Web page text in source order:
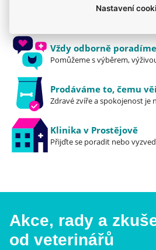
Jsme zkušení veterináři
Vždy odborně poradíme
Pomůžeme s výběrem,
Prodáváme to, čemu
Zdravé zvíře a spokojenost je
Klinika v Prostějově
Přijďte se poradit nebo
Akce, rady a
od veterinářů
Nastavení